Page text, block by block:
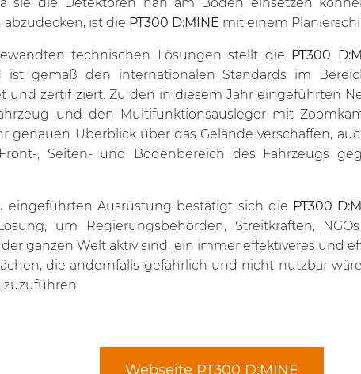
ist die PT300 D:MINE mit einem
technischen Lösungen stellt die PT300
ist gemäß den internationalen Standards im
und zertifiziert. Zu den in diesem Jahr eingeführten
und den Multifunktionsausleger mit
genauen Überblick über das Gelände verschaffen,
, Seiten- und Bodenbereich des Fahrzeugs
eingeführten Ausrüstung bestätigt sich die PT300
um Regierungsbehörden, Streitkräften,
ganzen Welt aktiv sind, ein immer effektiveres und
die andernfalls gefährlich und nicht nutzbar
Webseite PT300 D:MINE